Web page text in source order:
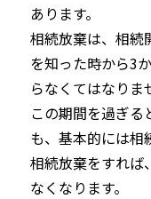
あります。
相続放棄は、相続
を知った時から3
らなくてはなりま
この期間を過ぎる
も、基本的には相
相続放棄をすれば
なくなります。